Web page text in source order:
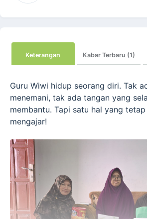
Keterangan Kabar Terbaru (1)
Guru Wiwi hidup seorang diri. Tak
menemani, tak ada tangan yang
membantu. Tapi satu hal yang
mengajar!